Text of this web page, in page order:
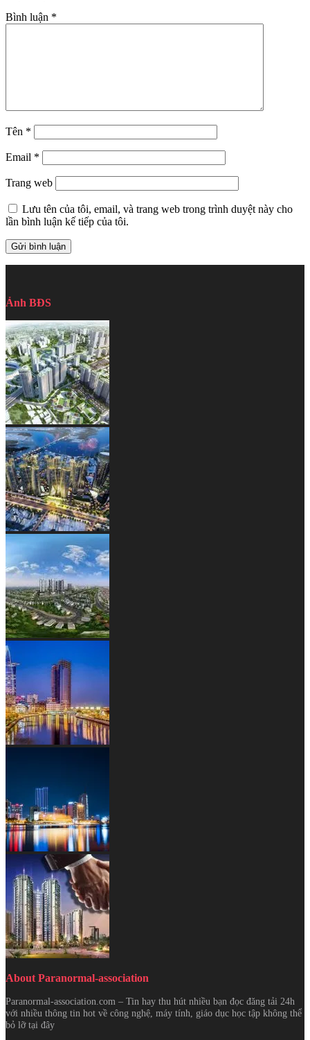
Bình luận *
Tên *
Email *
Trang web
Lưu tên của tôi, email, và trang web trong trình duyệt này cho
lần bình luận kế tiếp của tôi.
Ảnh BĐS
About Paranormal-association
Paranormal-association.com – Tin hay thu hút nhiều bạn đọc đăng tải 24h
với nhiều thông tin hot về công nghệ, máy tính, giáo dục học tập không thể
bỏ lỡ tại đây